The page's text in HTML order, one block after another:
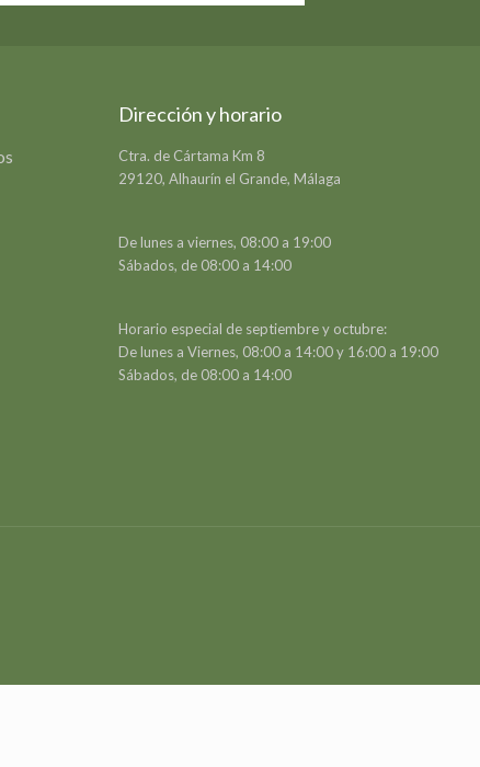
Dirección y horario
Ctra. de Cártama Km 8
29120, Alhaurín el Grande, Málaga
De lunes a viernes, 08:00 a 19:00
Sábados, de 08:00 a 14:00
Horario especial de septiembre y octubre:
De lunes a Viernes, 08:00 a 14:00 y 16:00 a 19:00
Sábados, de 08:00 a 14:00